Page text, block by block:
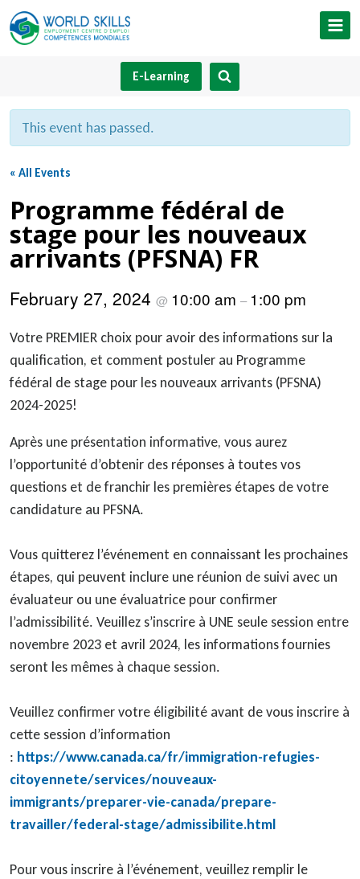
Skip
to
E-Learning
This event has passed.
« All Events
Programme fédéral de
stage pour les nouveaux
arrivants (PFSNA) FR
February 27, 2024 @ 10:00 am – 1:00 pm
Votre PREMIER choix pour avoir des informations sur la
qualification, et comment postuler au Programme
fédéral de stage pour les nouveaux arrivants (PFSNA)
2024-2025!
Après une présentation informative, vous aurez
l’opportunité d’obtenir des réponses à toutes vos
questions et de franchir les premières étapes de votre
candidature au PFSNA.
Vous quitterez l’événement en connaissant les prochaines
étapes, qui peuvent inclure une réunion de suivi avec un
évaluateur ou une évaluatrice pour confirmer
l’admissibilité. Veuillez s’inscrire à UNE seule session entre
novembre 2023 et avril 2024, les informations fournies
seront les mêmes à chaque session.
Veuillez confirmer votre éligibilité avant de vous inscrire à
cette session d’information
: https://www.canada.ca/fr/immigration-refugies-
citoyennete/services/nouveaux-
immigrants/preparer-vie-canada/prepare-
travailler/federal-stage/admissibilite.html
Pour vous inscrire à l’événement, veuillez remplir le